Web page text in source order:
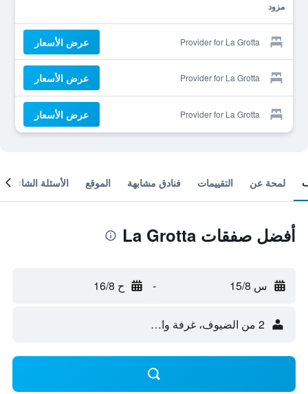
مزود
Provider for La Grotta عرض الأسعار
Provider for La Grotta عرض الأسعار
Provider for La Grotta عرض الأسعار
لمحة عن التقييمات فنادق مشابهة الموقع الأسئلة الشائعة
أفضل صفقات La Grotta
س 15/8 - ح 16/8
2 من الضيوف، غرفة واحدة